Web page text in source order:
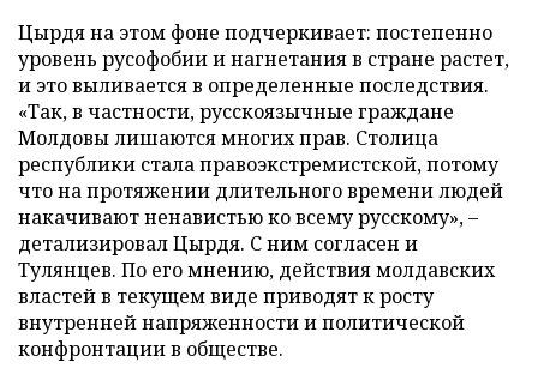
Цырдя на этом фоне подчеркивает: постепенно
уровень русофобии и нагнетания в стране растет,
и это выливается в определенные последствия.
«Так, в частности, русскоязычные граждане
Молдовы лишаются многих прав. Столица
республики стала правоэкстремистской, потому
что на протяжении длительного времени людей
накачивают ненавистью ко всему русскому», –
детализировал Цырдя. С ним согласен и
Тулянцев. По его мнению, действия молдавских
властей в текущем виде приводят к росту
внутренней напряженности и политической
конфронтации в обществе.